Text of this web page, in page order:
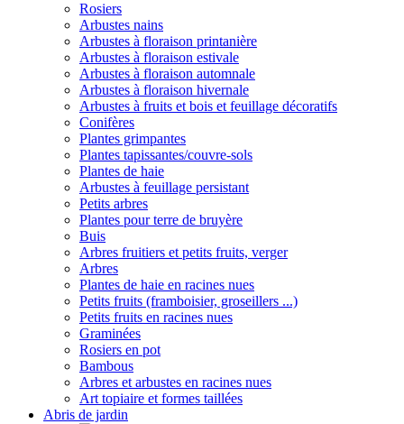
Rosiers
Arbustes nains
Arbustes à floraison printanière
Arbustes à floraison estivale
Arbustes à floraison automnale
Arbustes à floraison hivernale
Arbustes à fruits et bois et feuillage décoratifs
Conifères
Plantes grimpantes
Plantes tapissantes/couvre-sols
Plantes de haie
Arbustes à feuillage persistant
Petits arbres
Plantes pour terre de bruyère
Buis
Arbres fruitiers et petits fruits, verger
Arbres
Plantes de haie en racines nues
Petits fruits (framboisier, groseillers ...)
Petits fruits en racines nues
Graminées
Rosiers en pot
Bambous
Arbres et arbustes en racines nues
Art topiaire et formes taillées
Abris de jardin